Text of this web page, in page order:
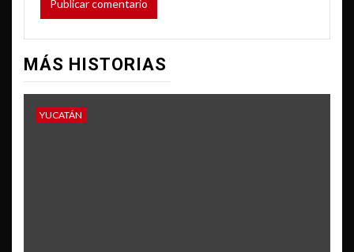
MÁS HISTORIAS
YUCATÁN